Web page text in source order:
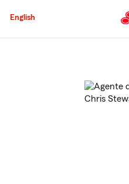
English